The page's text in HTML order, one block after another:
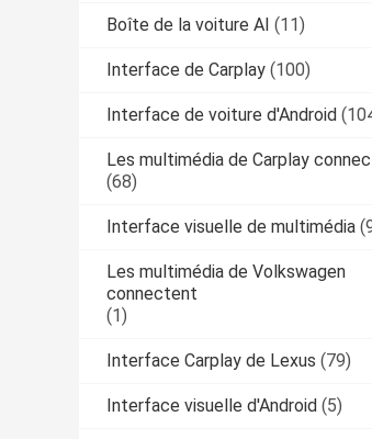
Boîte de la voiture AI (11)
Interface de Carplay (100)
Interface de voiture d'Android
Les multimédia de Carplay
(68)
Interface visuelle de multimédia
Les multimédia de Volkswagen
connectent
(1)
Interface Carplay de Lexus (79)
Interface visuelle d'Android (5)